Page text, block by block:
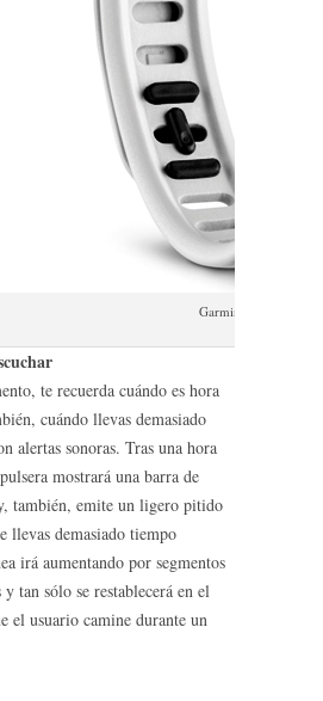
Garmin vivofit 2
te recuerda cuándo es hora
cuándo llevas demasiado
alertas sonoras. Tras una hora
mostrará una barra de
también, emite un ligero pitido
llevas demasiado tiempo
irá aumentando por segmentos
tan sólo se restablecerá en el
el usuario camine durante un